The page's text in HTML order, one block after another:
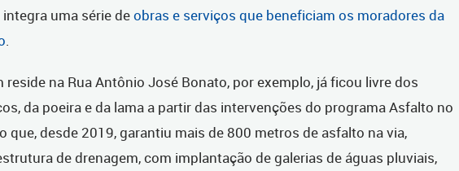
integra uma série deobras e serviços que beneficiam os moradores da
reside na Rua Antônio José Bonato, por exemplo, já ficou livre dos
da poeira e da lama a partir das intervenções do programa Asfalto no
que, desde 2019, garantiu mais de 800 metros de asfalto na via,
de drenagem, com implantação de galerias de águas pluviais,